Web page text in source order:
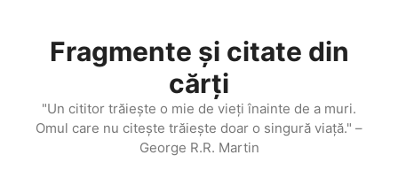
conținutFragmente și citate din
cărți
"Un cititor trăieşte o mie de vieţi înainte de a muri.
Omul care nu citeşte trăieşte doar o singură viaţă." –
George R.R. Martin